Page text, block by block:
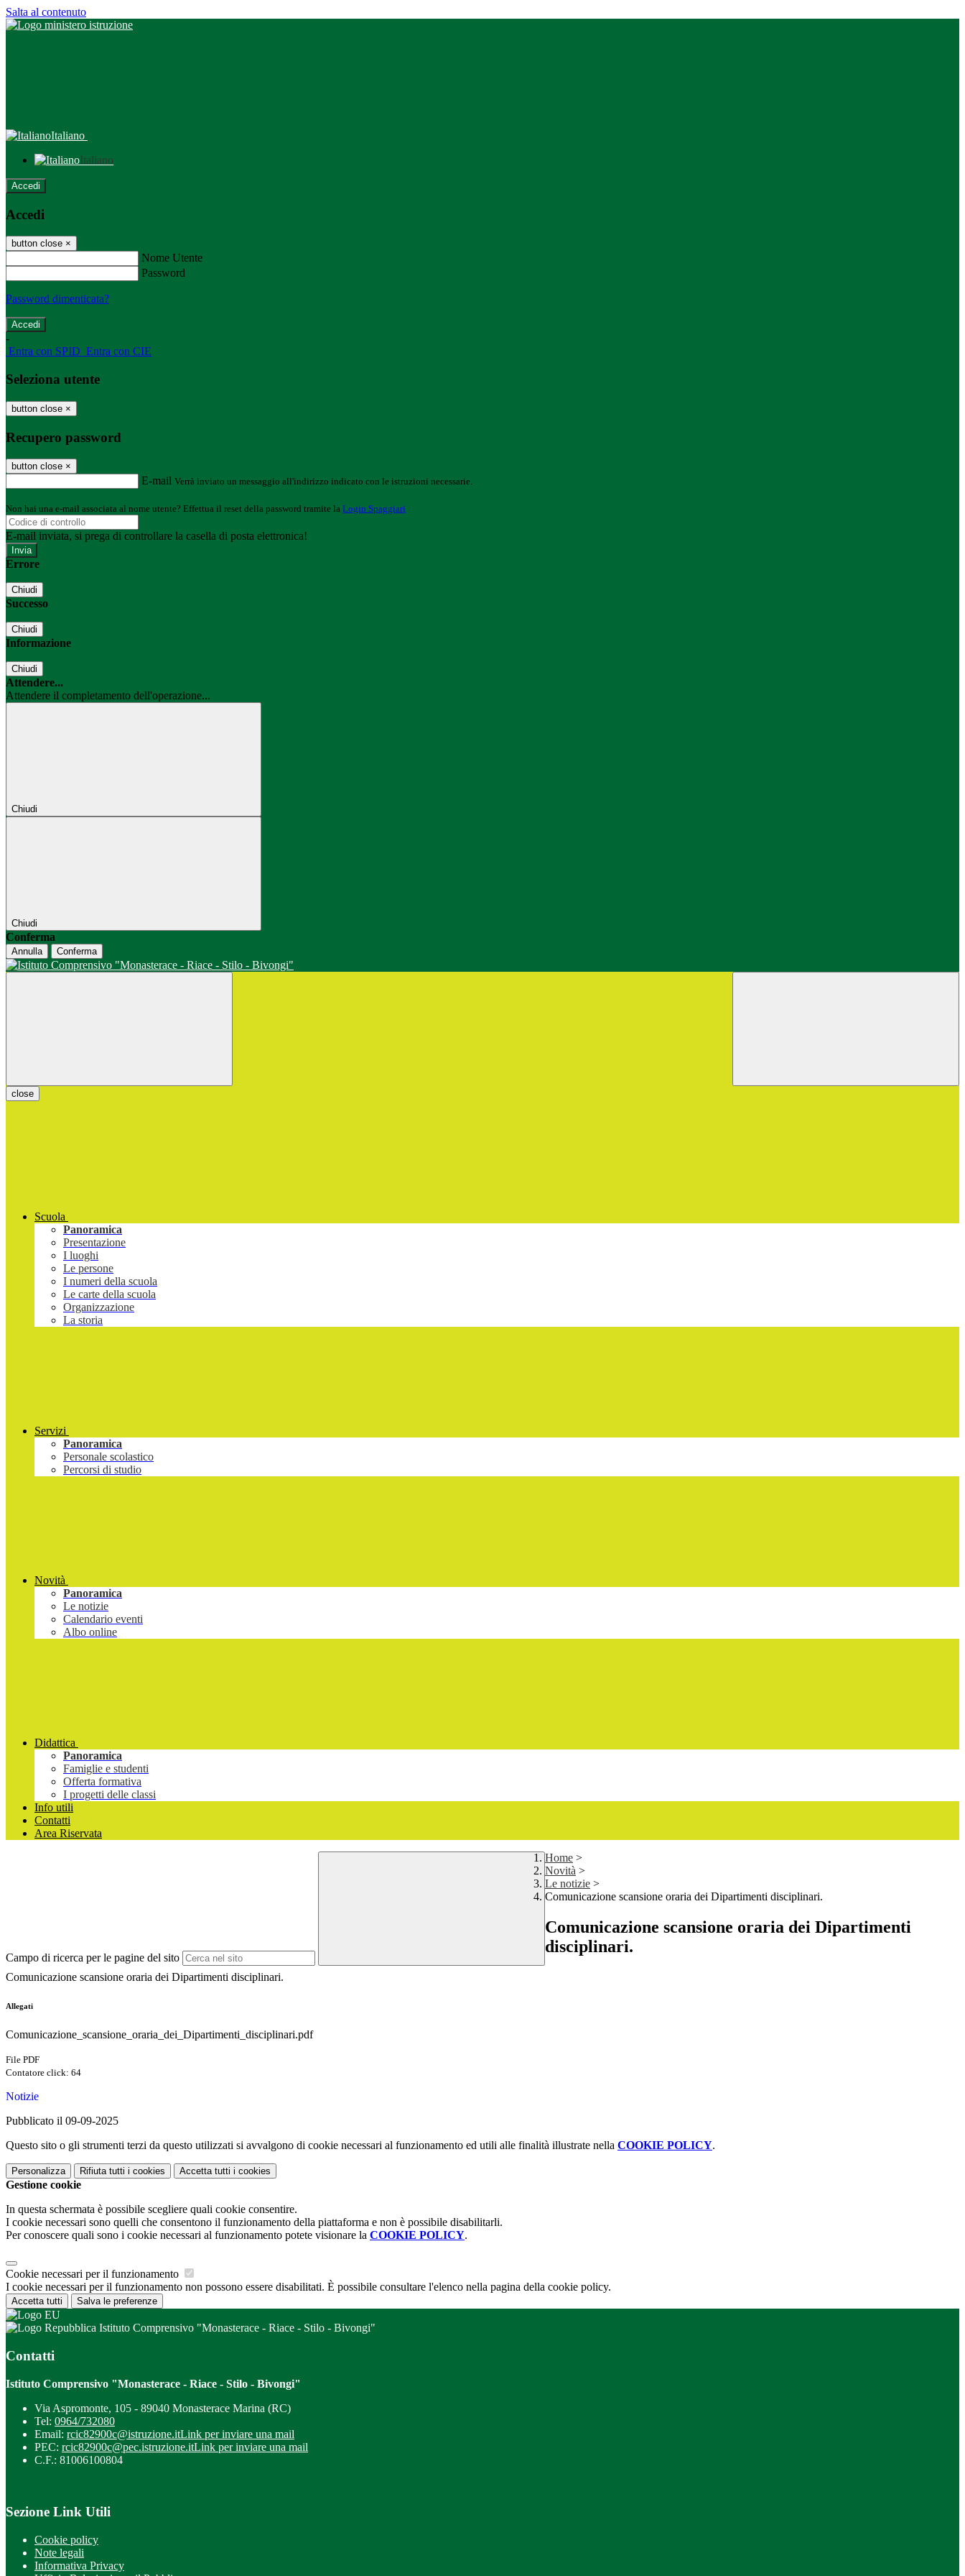
Salta al contenuto
Italiano
Italiano
Accedi
Accedi
button close ×
Nome Utente
Password
Password dimenticata?
-
Entra con SPID Entra con CIE
Seleziona utente
button close ×
Recupero password
button close ×
E-mail Verrà inviato un messaggio all'indirizzo indicato con le istruzioni necessarie.
Non hai una e-mail associata al nome utente? Effettua il reset della password tramite la Login Spaggiari
E-mail inviata, si prega di controllare la casella di posta elettronica!
Errore
Chiudi
Successo
Chiudi
Informazione
Chiudi
Attendere...
Attendere il completamento dell'operazione...
Chiudi
Chiudi
Conferma
Annulla Conferma
close
Scuola
Panoramica
Presentazione
I luoghi
Le persone
I numeri della scuola
Le carte della scuola
Organizzazione
La storia
Servizi
Panoramica
Personale scolastico
Percorsi di studio
Novità
Panoramica
Le notizie
Calendario eventi
Albo online
Didattica
Panoramica
Famiglie e studenti
Offerta formativa
I progetti delle classi
Info utili
Contatti
Area Riservata
Campo di ricerca per le pagine del sito
Home >
Novità >
Le notizie >
Comunicazione scansione oraria dei Dipartimenti disciplinari.
Comunicazione scansione oraria dei Dipartimenti
disciplinari.
Comunicazione scansione oraria dei Dipartimenti disciplinari.
Allegati
Comunicazione_scansione_oraria_dei_Dipartimenti_disciplinari.pdf
File PDF
Contatore click: 64
Notizie
Pubblicato il 09-09-2025
Questo sito o gli strumenti terzi da questo utilizzati si avvalgono di cookie necessari al funzionamento ed utili alle finalità illustrate nella COOKIE POLICY.
Personalizza Rifiuta tutti i cookies Accetta tutti i cookies
Gestione cookie
In questa schermata è possibile scegliere quali cookie consentire.
I cookie necessari sono quelli che consentono il funzionamento della piattaforma e non è possibile disabilitarli.
Per conoscere quali sono i cookie necessari al funzionamento potete visionare la COOKIE POLICY.
Cookie necessari per il funzionamento
I cookie necessari per il funzionamento non possono essere disabilitati. È possibile consultare l'elenco nella pagina della cookie policy.
Accetta tutti Salva le preferenze
Istituto Comprensivo "Monasterace - Riace - Stilo - Bivongi"
Contatti
Istituto Comprensivo "Monasterace - Riace - Stilo - Bivongi"
Via Aspromonte, 105 - 89040 Monasterace Marina (RC)
Tel: 0964/732080
Email: rcic82900c@istruzione.itLink per inviare una mail
PEC: rcic82900c@pec.istruzione.itLink per inviare una mail
C.F.: 81006100804
Sezione Link Utili
Cookie policy
Note legali
Informativa Privacy